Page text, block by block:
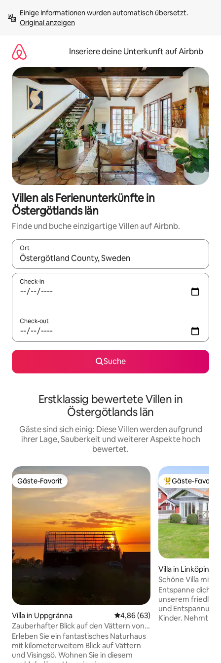
Inhalten
springenOriginal anzeigen
Inseriere deine Unterkunft auf Airbnb
Villen als Ferienunterkünfte in
Östergötlands län
Finde und buche einzigartige Villen auf Airbnb.
Ort
Wenn Ergebnisse verfügbar sind, navigiere mit den
Check-in
Check-out
Suche
Erstklassig bewertete Villen in
Östergötlands län
Gäste sind sich einig: Diese Villen werden aufgrund
ihrer Lage, Sauberkeit und weiterer Aspekte hoch
bewertet.
Gäste-Favorit
Gäste-Favorit
Villa in Uppgränna Durchschnittliche Bewertung:
4,86 (63)
Zauberhafter Blick auf den Vättern von
einem Naturhaus
Erleben Sie ein fantastisches Naturhaus
mit kilometerweitem Blick auf Vättern
und Visingsö. Wohnen Sie in diesem
Beliebter Gäste-
Gäste-Favorit
Villa in Linköping
Schöne Villa mit
von See & Stadt
Entspanne dich
unserem
und
Kinder. Nehmt die SUP-Boards und geht